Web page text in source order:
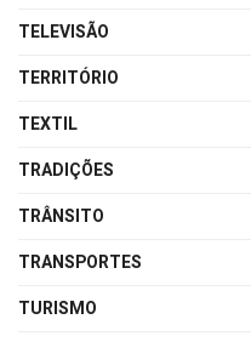
TELEVISÃO
TERRITÓRIO
TEXTIL
TRADIÇÕES
TRÂNSITO
TRANSPORTES
TURISMO